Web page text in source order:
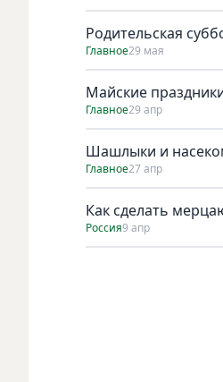
Родительская
Главное29 мая
Майские
Главное29 апр
Шашлыки и
Главное27 апр
Как сделать
Россия9 апр